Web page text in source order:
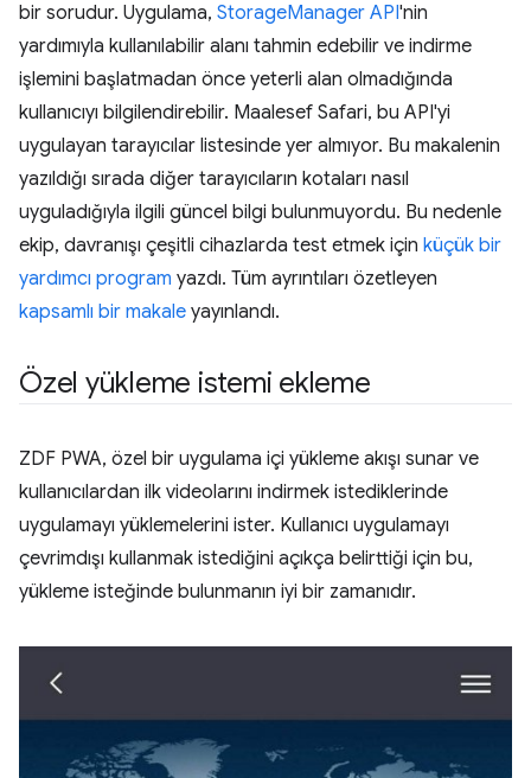
bir sorudur. Uygulama, StorageManager API'nin
yardımıyla kullanılabilir alanı tahmin edebilir ve indirme
işlemini başlatmadan önce yeterli alan olmadığında
kullanıcıyı bilgilendirebilir. Maalesef Safari, bu API'yi
uygulayan tarayıcılar listesinde yer almıyor. Bu makalenin
yazıldığı sırada diğer tarayıcıların kotaları nasıl
uyguladığıyla ilgili güncel bilgi bulunmuyordu. Bu nedenle
ekip, davranışı çeşitli cihazlarda test etmek için küçük bir
yardımcı program yazdı. Tüm ayrıntıları özetleyen
kapsamlı bir makale yayınlandı.
Özel yükleme istemi ekleme
ZDF PWA, özel bir uygulama içi yükleme akışı sunar ve
kullanıcılardan ilk videolarını indirmek istediklerinde
uygulamayı yüklemelerini ister. Kullanıcı uygulamayı
çevrimdışı kullanmak istediğini açıkça belirttiği için bu,
yükleme isteğinde bulunmanın iyi bir zamanıdır.